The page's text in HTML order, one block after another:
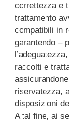
correttezza e
trattamento
compatibili in
garantendo –
raccolti e
riservatezza,
disposizioni
A tal fine, ai